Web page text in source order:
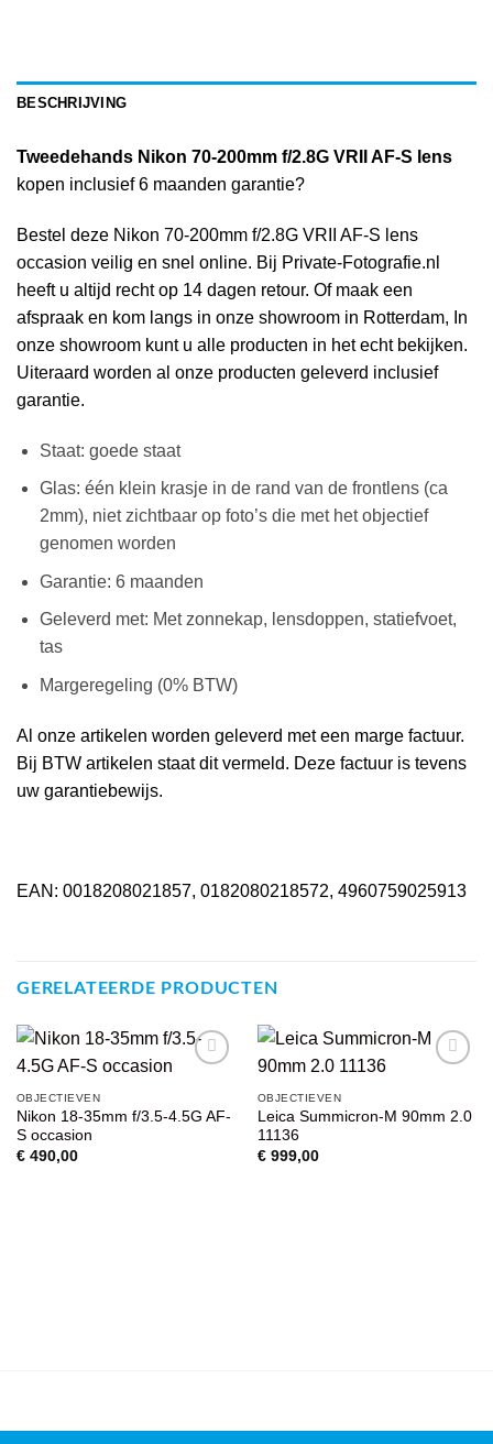
BESCHRIJVING
Tweedehands Nikon 70-200mm f/2.8G VRII AF-S lens
kopen inclusief 6 maanden garantie?
Bestel deze Nikon 70-200mm f/2.8G VRII AF-S lens
occasion veilig en snel online. Bij Private-Fotografie.nl
heeft u altijd recht op 14 dagen retour. Of maak een
afspraak en kom langs in onze showroom in Rotterdam, In
onze showroom kunt u alle producten in het echt bekijken.
Uiteraard worden al onze producten geleverd inclusief
garantie.
Staat: goede staat
Glas: één klein krasje in de rand van de frontlens (ca
2mm), niet zichtbaar op foto’s die met het objectief
genomen worden
Garantie: 6 maanden
Geleverd met: Met zonnekap, lensdoppen, statiefvoet,
tas
Margeregeling (0% BTW)
Al onze artikelen worden geleverd met een marge factuur.
Bij BTW artikelen staat dit vermeld. Deze factuur is tevens
uw garantiebewijs.
EAN: 0018208021857, 0182080218572, 4960759025913
GERELATEERDE PRODUCTEN
WENSENLIJST
OBJECTIEVEN
Nikon 18-35mm f/3.5-4.5G AF-
S occasion
€490,00
WENSENLIJST
OBJECTIEVEN
Leica Summicron-M 90mm 2.0
11136
€999,00